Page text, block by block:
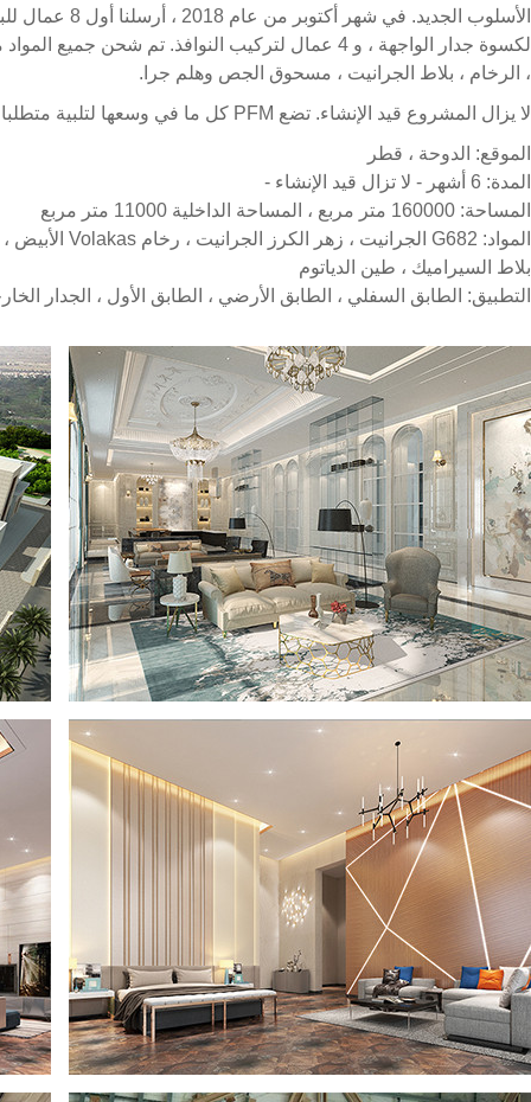
لكسوة جدار الواجهة ، و 4 عمال لتركيب النوافذ. تم
، الرخام ، بلاط الجرانيت ، مسحوق الجص وهلم جرا.
لا يزال المشروع قيد الإنشاء. تضع PFM كل ما في وسعها لتلبية متطلبات العملاء. نحن نقوم بعملنا مع الشرف!
الموقع: الدوحة ، قطر
المدة: 6 أشهر - لا تزال قيد الإنشاء -
المساحة: 160000 متر مربع ، المساحة الداخلية 11000 متر مربع
بلاط السيراميك ، طين الدياتوم
التطبيق: الطابق السفلي ، الطابق الأرضي ، الطابق الأول ، الجدار